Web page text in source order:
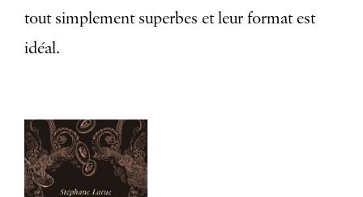
tout simplement superbes et leur format est
idéal.